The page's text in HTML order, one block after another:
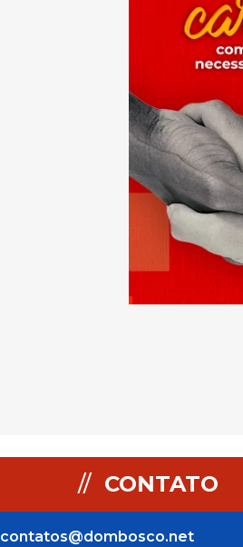
// CONTATO
contatos@dombosco.net